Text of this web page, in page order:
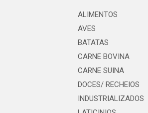
ALIMENTOS
AVES
BATATAS
CARNE BOVINA
CARNE SUINA
DOCES/ RECHEIOS
INDUSTRIALIZADOS